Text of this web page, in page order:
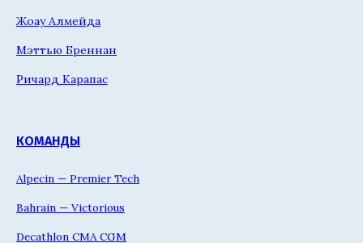
Жоау Алмейда
Мэттью Бреннан
Ричард Карапас
КОМАНДЫ
Alpecin — Premier Tech
Bahrain — Victorious
Decathlon CMA CGM